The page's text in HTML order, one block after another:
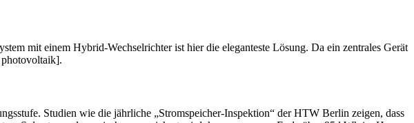
mit einem Hybrid-Wechselrichter ist hier die eleganteste Lösung. Da ein zentrales Gerät
Studien wie die jährliche „Stromspeicher-Inspektion“ der HTW Berlin zeigen, dass